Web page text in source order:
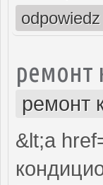
odpowiedz
ремонт
ремонт
&lt;a